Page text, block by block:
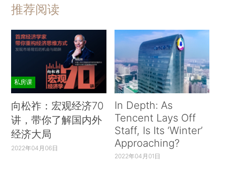
推荐阅读
私房课
向松祚：宏观经济70
讲，带你了解国内外
经济大局
2022年04月06日
In Depth: As
Tencent Lays Off
Staff, Is Its ‘Winter’
Approaching?
2022年04月01日